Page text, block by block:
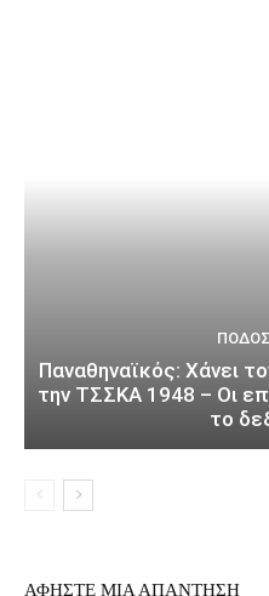
Παναθηναϊκός: Χάνει
την ΤΣΣΚΑ 1948 – Οι
το
ΑΦΗΣΤΕ ΜΙΑ ΑΠΑΝΤΗΣΗ